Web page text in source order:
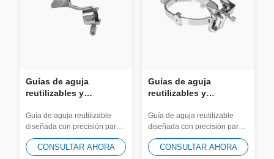
Guías de aguja
reutilizables y
JSM-166 para sonda
SonoScape C322
Guía de aguja reutilizable
diseñada con precisión para
transductores SonoScape
C322. Fabricado...
CONSULTAR AHORA
Guías de aguja
reutilizables y
JSM-372 para sonda
SonoScape VC6-2
Guía de aguja reutilizable
diseñada con precisión para
transductores SonoScape
VC6-2. Fabricado...
CONSULTAR AHORA